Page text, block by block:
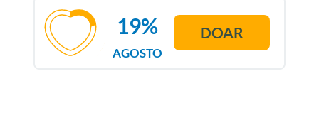
AGOSTO
19% DOAR